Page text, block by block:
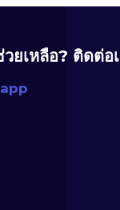
ยเหลือ? ติดต่อ